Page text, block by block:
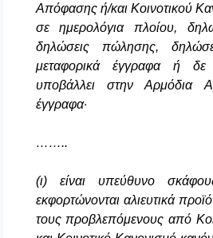
Απόφασης ή/και Κοινοτικού
σε ημερολόγια πλοίου,
δηλώσεις πώλησης,
μεταφορικά έγγραφα ή
υποβάλλει στην
έγγραφα·
……..
(ι) είναι υπεύθυνο
εκφορτώνονται αλιευτικά
τους προβλεπόμενους από